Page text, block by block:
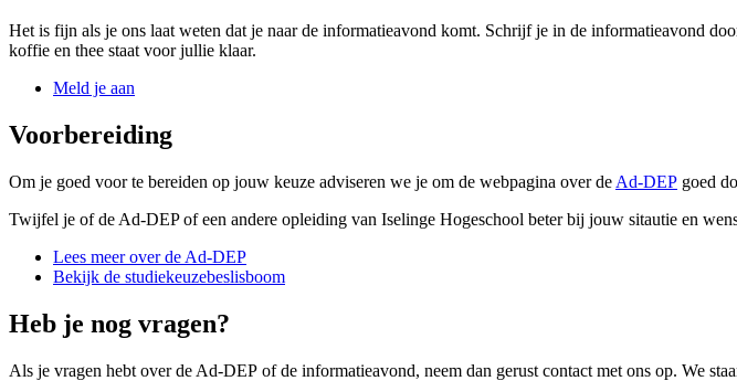
Het is fijn als je ons laat weten dat je naar de informatieavond komt. Schrijf je in de informatieavond
koffie en thee staat voor jullie klaar.
Meld je aan
Voorbereiding
Om je goed voor te bereiden op jouw keuze adviseren we je om de webpagina over de Ad-DEP goed
Twijfel je of de Ad-DEP of een andere opleiding van Iselinge Hogeschool beter bij jouw sitautie en
Lees meer over de Ad-DEP
Bekijk de studiekeuzebeslisboom
Heb je nog vragen?
Als je vragen hebt over de Ad-DEP of de informatieavond, neem dan gerust contact met ons op. We